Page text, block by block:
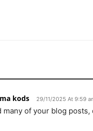
kods 29/11/2025 At 9:59
many of your blog